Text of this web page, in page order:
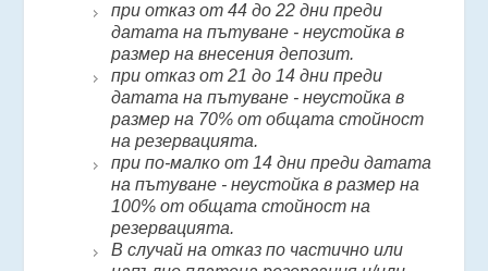
при отказ от 44 до 22 дни преди
датата на пътуване - неустойка в
размер на внесения депозит.
при отказ от 21 до 14 дни преди
датата на пътуване - неустойка в
размер на 70% от общата стойност
на резервацията.
при по-малко от 14 дни преди датата
на пътуване - неустойка в размер на
100% от общата стойност на
резервацията.
В случай на отказ по частично или